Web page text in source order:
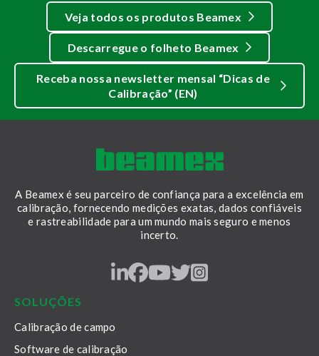
Veja todos os produtos Beamex
Descarregue o folheto Beamex
Receba nossa newsletter mensal “Dicas de
Calibração” (EN)
A Beamex é seu parceiro de confiança para a excelência em
calibração, fornecendo medições exatas, dados confiáveis
e rastreabilidade para um mundo mais seguro e menos
incerto.
LinkedIn
Facebook
Youtube
Twitter
Instagram
SOLUÇÕES
Calibração de campo
Software de calibração